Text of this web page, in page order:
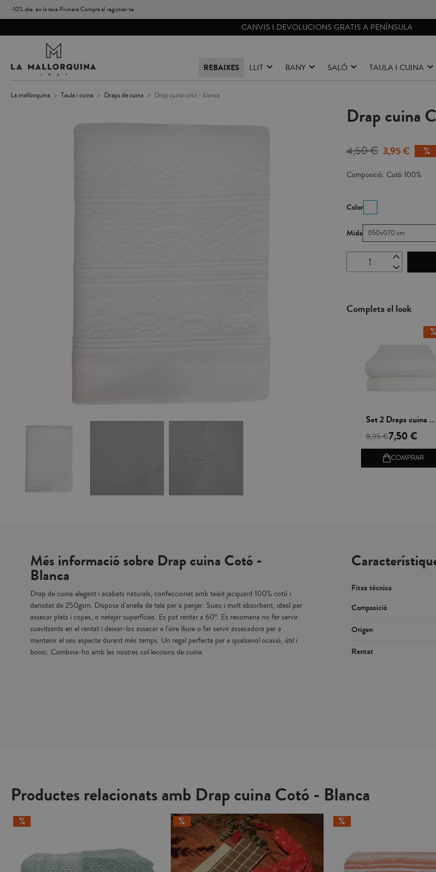
-10% dte. en la teva Primera Compra al registrar-te
CANVIS I DEVOLUCIONS GRATIS A PENÍNSULA
REBAIXES LLIT BANY SALÓ TAULA I CUINA
la mallorquina taula i cuina draps de cuina drap cuina cotó - blanca
Drap cuina
4,50 € 3,95 €
Composició: Cotó 100%
Color
Mida 050x070 cm
Completa el look
Vista rápida Set 2 Draps cuina Niu Abella - Waffle
8,95 €7,50 €
COMPRAR
Més informació sobre Drap cuina Cotó -
Blanca
Drap de cuina elegant i acabats naturals, confeccionat amb teixit jacquard 100% cotó i
densitat de 250gsm. Disposa d'anella de tela per a penjar. Suau i molt absorbent, ideal per
assecar plats i copes, o netejar superfícies. Es pot rentar a 60º. Es recomana no fer servir
suavitzants en el rentat i deixar-los assecar a l'aire lliure o fer servir assecadora per a
mantenir el seu aspecte durant més temps. Un regal perfecte per a qualsevol ocasió, útil i
bonic. Combina-ho amb les nostres col·leccions de cuina.
Fitxa tècnica
Composició
Origen
Rentat
Productes relacionats amb Drap cuina Cotó - Blanca